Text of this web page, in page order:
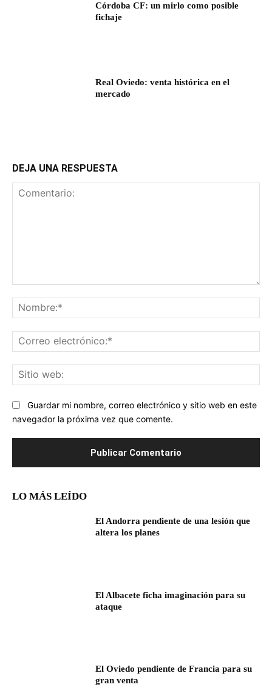
Córdoba CF: un mirlo como posible
fichaje
Real Oviedo: venta histórica en el
mercado
DEJA UNA RESPUESTA
Guardar mi nombre, correo electrónico y sitio web en este
navegador la próxima vez que comente.
LO MÁS LEÍDO
El Andorra pendiente de una lesión que
altera los planes
El Albacete ficha imaginación para su
ataque
El Oviedo pendiente de Francia para su
gran venta